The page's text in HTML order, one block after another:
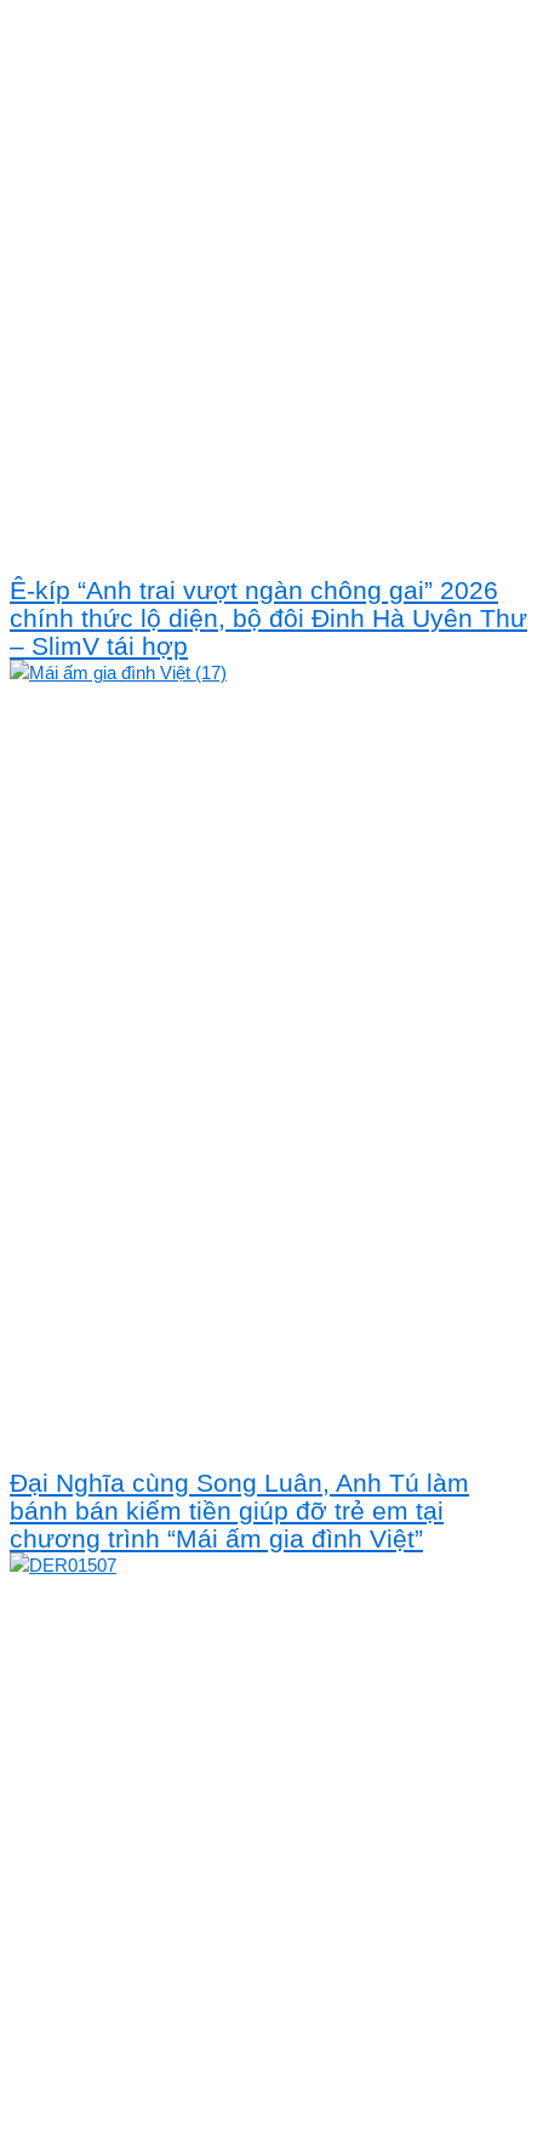
Ê-kíp “Anh trai vượt ngàn chông gai” 2026
chính thức lộ diện, bộ đôi Đinh Hà Uyên Thư
– SlimV tái hợp
Đại Nghĩa cùng Song Luân, Anh Tú làm
bánh bán kiếm tiền giúp đỡ trẻ em tại
chương trình “Mái ấm gia đình Việt”